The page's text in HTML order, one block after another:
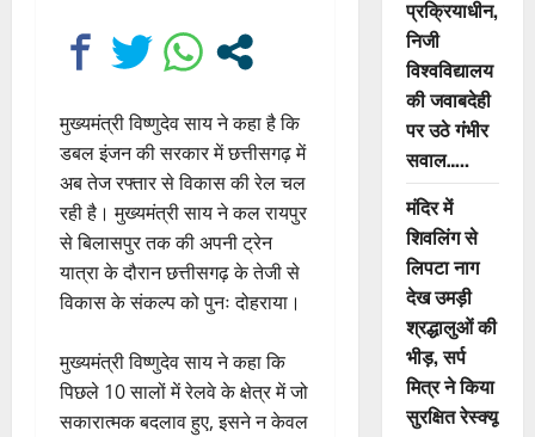
मुख्यमंत्री विष्णुदेव साय ने कहा है कि
डबल इंजन की सरकार में छत्तीसगढ़ में
अब तेज रफ्तार से विकास की रेल चल
रही है। मुख्यमंत्री साय ने कल रायपुर
से बिलासपुर तक की अपनी ट्रेन
यात्रा के दौरान छत्तीसगढ़ के तेजी से
विकास के संकल्प को पुनः दोहराया।
मुख्यमंत्री विष्णुदेव साय ने कहा कि
पिछले 10 सालों में रेलवे के क्षेत्र में जो
सकारात्मक बदलाव हुए, इसने न केवल
प्रक्रियाधीन,
निजी
विश्वविद्यालय
की जवाबदेही
पर उठे गंभीर
सवाल…..
मंदिर में
शिवलिंग से
लिपटा नाग
देख उमड़ी
श्रद्धालुओं की
भीड़, सर्प
मित्र ने किया
सुरक्षित रेस्क्यू